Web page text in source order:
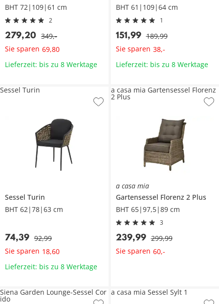
BHT 72|109|61 cm
2
279,20 349,-
Sie sparen 69,80
Lieferzeit: bis zu 8 Werktage
BHT 61|109|64 cm
1
151,99 189,99
Sie sparen 38,-
Lieferzeit: bis zu 8 Werktage
Sessel Turin
BHT 62|78|63 cm
74,39 92,99
Sie sparen 18,60
Sessel Turin
Lieferzeit: bis zu 8 Werktage
a casa mia
Gartensessel Florenz 2 Plus
BHT 65|97,5|89 cm
3
239,99 299,99
Sie sparen 60,-
a casa mia Gartensessel Florenz
2 Plus
Siena Garden Lounge-Sessel Cor
ido
a casa mia Sessel Sylt 1